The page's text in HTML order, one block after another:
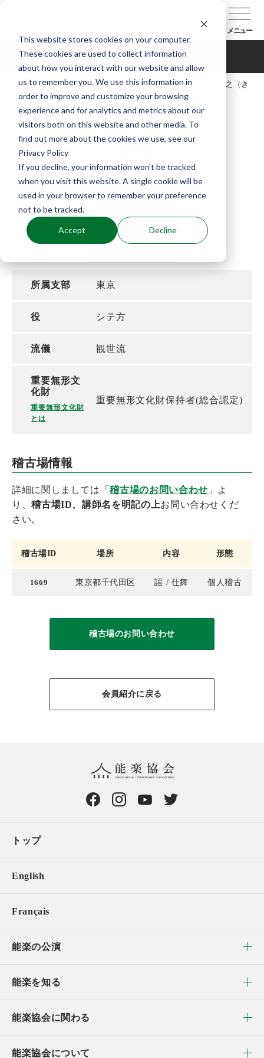
This website stores cookies on your computer.
These cookies are used to collect information
about how you interact with our website and allow
us to remember you. We use this information in
order to improve and customize your browsing
experience and for analytics and metrics about our
visitors both on this website and other media. To
find out more about the cookies we use, see our
Privacy Policy
If you decline, your information won’t be tracked
when you visit this website. A single cookie will be
used in your browser to remember your preference
not to be tracked.
Accept Decline
メニュー
木原康之（きはらやすゆき）
TOP 能楽協会について 会員紹介
木原康之（き
はらやすゆき）
所属支部 東京
役 シテ方
流儀 観世流
重要無形文
化財
重要無形文化財
とは
重要無形文化財保持者(総合認定)
稽古場情報
詳細に関しましては「稽古場のお問い合わせ 」よ
り、稽古場ID、講師名を明記の上お問い合わせくだ
さい。
稽古場ID 場所 内容 形態
1669 東京都千代田区 謡 仕舞 個人稽古
稽古場のお問い合わせ
会員紹介に戻る
トップ
English
Français
能楽の公演
能楽を知る
能楽協会に関わる
能楽協会について